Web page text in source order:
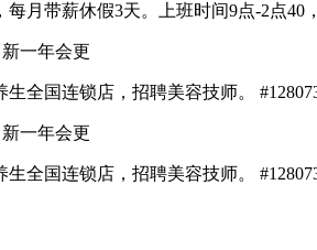
月带薪休假3天。上班时间9点-2点40
一年会更
生全国连锁店，招聘美容技师。
一年会更
生全国连锁店，招聘美容技师。